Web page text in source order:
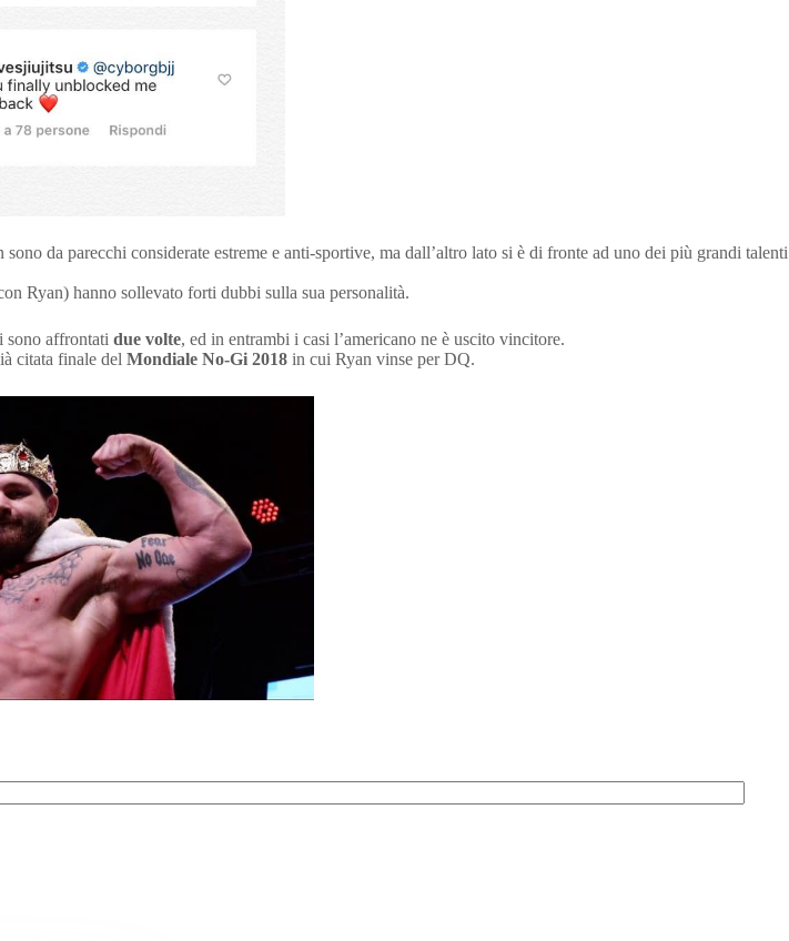
da parecchi considerate estreme e anti-sportive, ma dall’altro lato si è di fronte ad uno dei più grandi talenti
Ryan) hanno sollevato forti dubbi sulla sua personalità.
sono affrontati due volte, ed in entrambi i casi l’americano ne è uscito vincitore.
citata finale del Mondiale No-Gi 2018 in cui Ryan vinse per DQ.